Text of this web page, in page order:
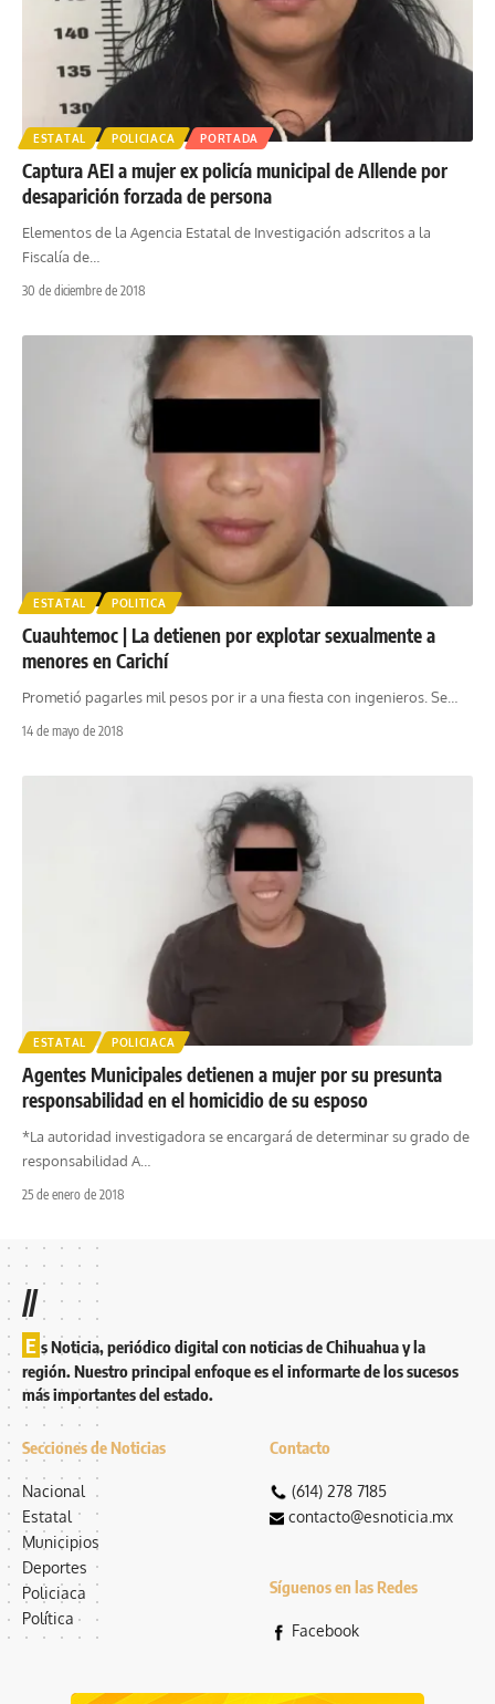
ESTATAL POLICIACA PORTADA
Captura AEI a mujer ex policía municipal de Allende por
desaparición forzada de persona
Elementos de la Agencia Estatal de Investigación adscritos a la
Fiscalía de
30 de diciembre de 2018
ESTATAL POLITICA
Cuauhtemoc | La detienen por explotar sexualmente a
menores en Carichí
Prometió pagarles mil pesos por ir a una fiesta con ingenieros. Se
14 de mayo de 2018
ESTATAL POLICIACA
Agentes Municipales detienen a mujer por su presunta
responsabilidad en el homicidio de su esposo
*La autoridad investigadora se encargará de determinar su grado de
responsabilidad A…
25 de enero de 2018
//
E s Noticia, periódico digital con noticias de Chihuahua y la
región. Nuestro principal enfoque es el informarte de los sucesos
más importantes del estado.
Secciones de Noticias
Nacional
Estatal
Municipios
Deportes
Policiaca
Política
Contacto
(614) 278 7185
contacto@esnoticia.mx
Síguenos en las Redes
Facebook